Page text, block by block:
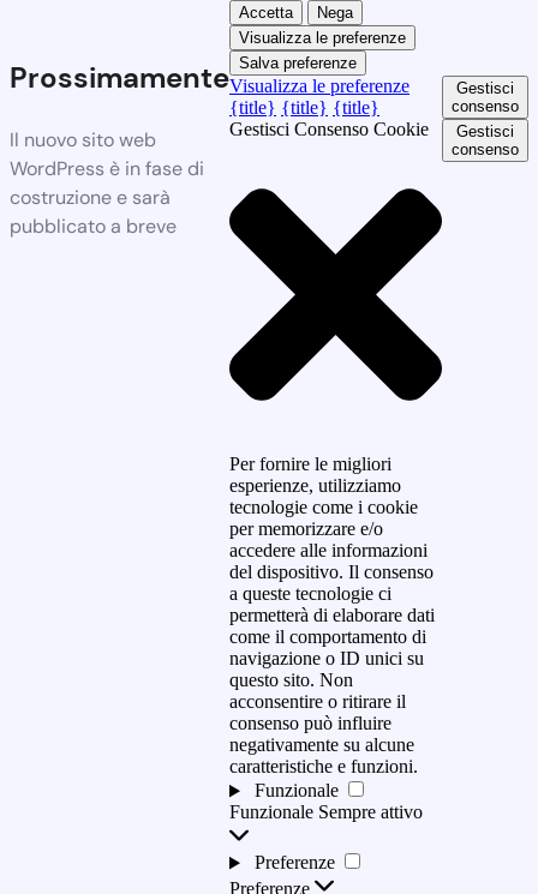
Prossimamente
Il nuovo sito web
WordPress è in fase di
costruzione e sarà
pubblicato a breve
Accetta
Nega
Visualizza le preferenze
Salva preferenze
Visualizza le preferenze
{title} {title} {title}
Gestisci Consenso Cookie
Per fornire le migliori
esperienze, utilizziamo
tecnologie come i cookie
per memorizzare e/o
accedere alle informazioni
del dispositivo. Il consenso
a queste tecnologie ci
permetterà di elaborare dati
come il comportamento di
navigazione o ID unici su
questo sito. Non
acconsentire o ritirare il
consenso può influire
negativamente su alcune
caratteristiche e funzioni.
Funzionale
Funzionale Sempre attivo
Preferenze
Preferenze
Gestisci
consenso
Gestisci
consenso